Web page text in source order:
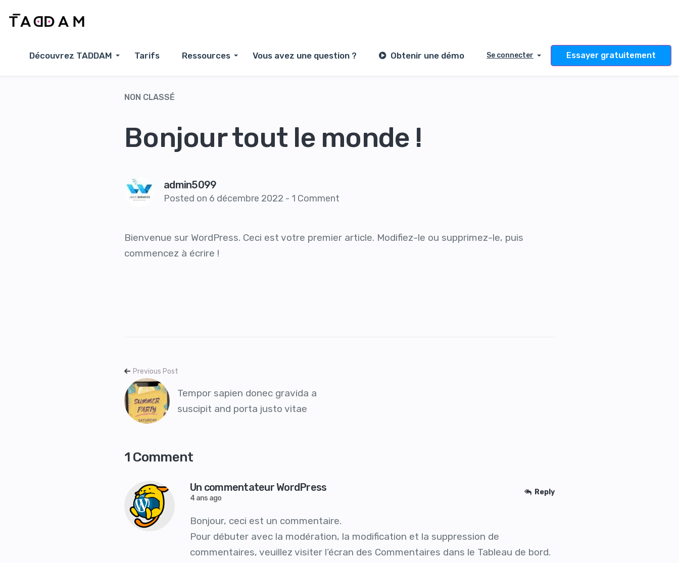
Découvrez TADDAM Tarifs Ressources Vous avez une question ? Obtenir une démo Se connecter Essayer gratuitement
NON CLASSÉ
Bonjour tout le monde !
admin5099
Posted on 6 décembre 2022 - 1 Comment
Bienvenue sur WordPress. Ceci est votre premier article. Modifiez-le ou supprimez-le, puis
commencez à écrire !
Previous Post
Tempor sapien donec gravida a
suscipit and porta justo vitae
1 Comment
Un commentateur WordPress
4 ans ago
Reply
Bonjour, ceci est un commentaire.
Pour débuter avec la modération, la modification et la suppression de
commentaires, veuillez visiter l’écran des Commentaires dans le Tableau de bord.